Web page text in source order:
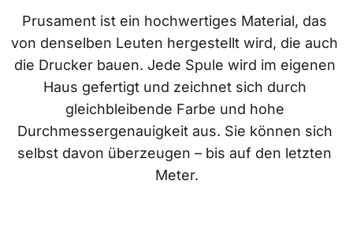
Prusament ist ein hochwertiges Material, das
von denselben Leuten hergestellt wird, die auch
die Drucker bauen. Jede Spule wird im eigenen
Haus gefertigt und zeichnet sich durch
gleichbleibende Farbe und hohe
Durchmessergenauigkeit aus. Sie können sich
selbst davon überzeugen – bis auf den letzten
Meter.